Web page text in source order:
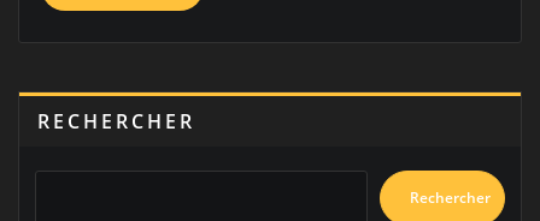
RECHERCHER
Rechercher